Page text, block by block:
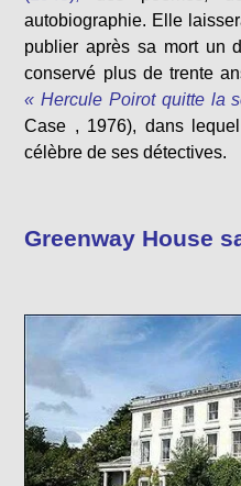
autobiographie. Elle
publier après sa mort un
conservé plus de trente
« Hercule Poirot quitte la
Case , 1976), dans
célèbre de ses détectives.
Greenway House